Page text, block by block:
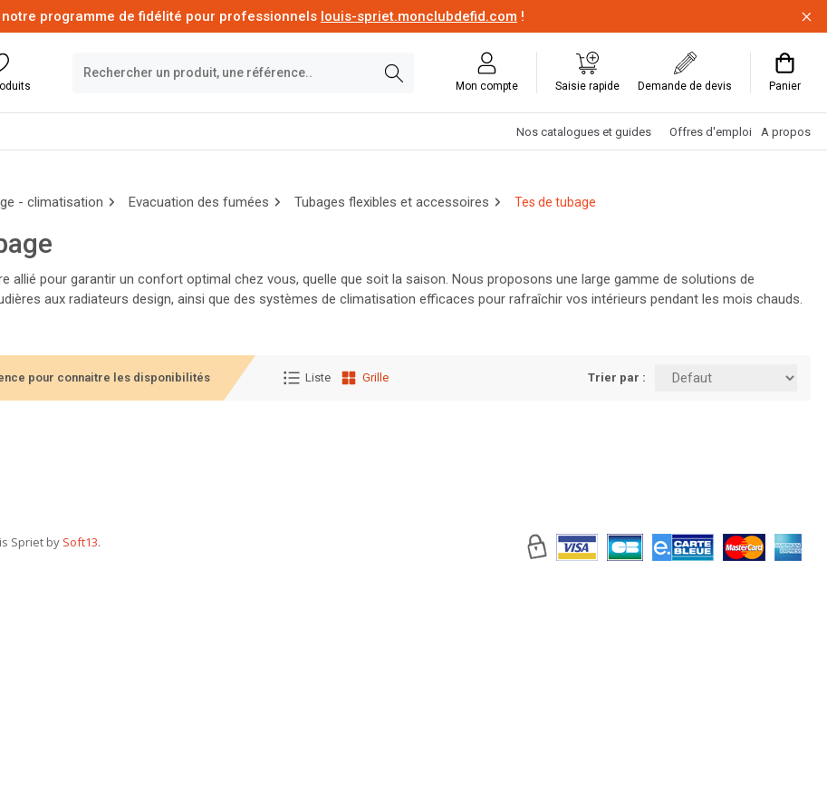
notre programme de fidélité pour professionnels louis-spriet.monclubdefid.com !
Mon compte Saisie rapide Demande de devis Panier
Nos catalogues et guides Offres d'emploi A propos
- climatisation Evacuation des fumées Tubages flexibles et accessoires Tes de tubage
allié pour garantir un confort optimal chez vous, quelle que soit la saison. Nous proposons une large gamme de solutions de
aux radiateurs design, ainsi que des systèmes de climatisation efficaces pour rafraîchir vos intérieurs pendant les mois chauds.
à choisir les équipements adaptés à votre espace et à votre budget. Visitez Louis Spriet et préparez votre maison pour toute
pour connaitre les disponibilités Liste Grille Trier par :
Spriet by Soft13.